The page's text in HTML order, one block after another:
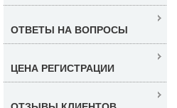
ОТВЕТЫ НА ВОПРОСЫ
ЦЕНА РЕГИСТРАЦИИ